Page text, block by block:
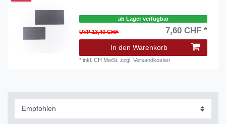
ab Lager verfügbar
UVP 13,40 CHF 7,60 CHF *
In den Warenkorb
*inkl. CH MwSt. zzgl.Versandkosten